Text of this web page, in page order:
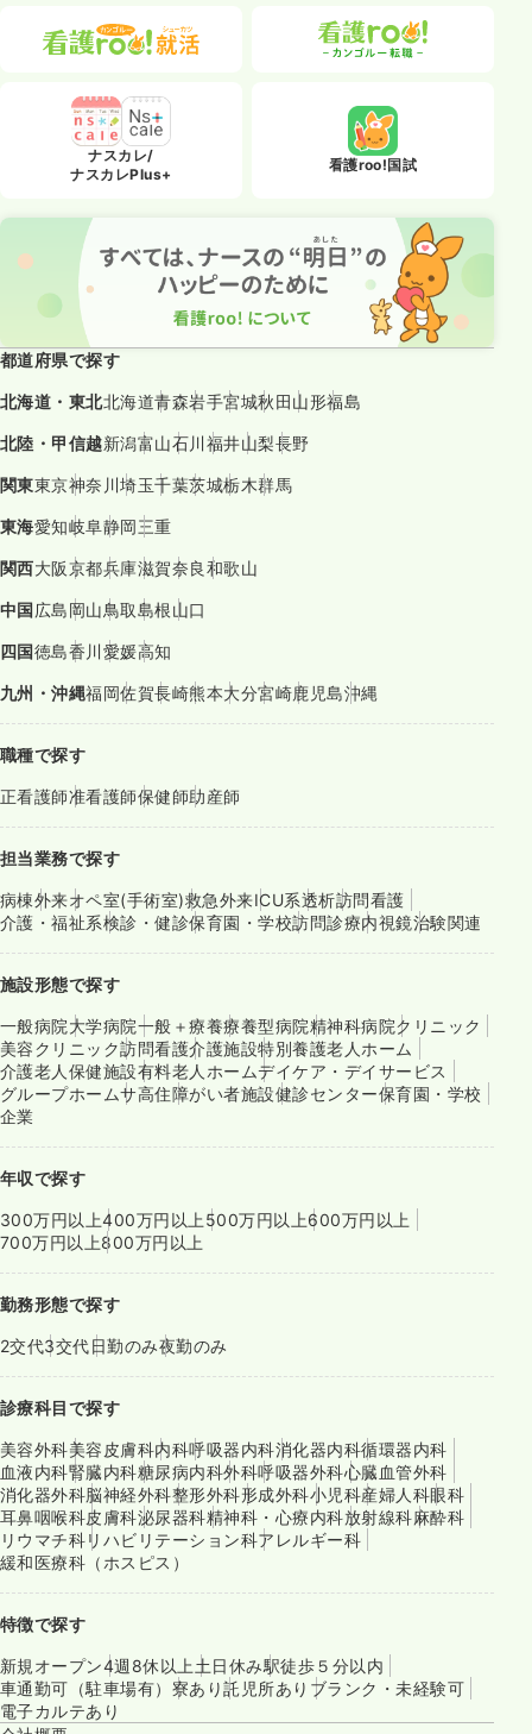
ナスカレ/
ナスカレPlus+
看護roo!国試
都道府県で探す
北海道・東北北海道青森岩手宮城秋田山形福島
北陸・甲信越新潟富山石川福井山梨長野
関東東京神奈川埼玉千葉茨城栃木群馬
東海愛知岐阜静岡三重
関西大阪京都兵庫滋賀奈良和歌山
中国広島岡山鳥取島根山口
四国徳島香川愛媛高知
九州・沖縄福岡佐賀長崎熊本大分宮崎鹿児島沖縄
職種で探す
正看護師准看護師保健師助産師
担当業務で探す
病棟外来オペ室(手術室)救急外来ICU系透析訪問看護
介護・福祉系検診・健診保育園・学校訪問診療内視鏡治験関連
施設形態で探す
一般病院大学病院一般＋療養療養型病院精神科病院クリニック
美容クリニック訪問看護介護施設特別養護老人ホーム
介護老人保健施設有料老人ホームデイケア・デイサービス
グループホームサ高住障がい者施設健診センター保育園・学校
企業
年収で探す
300万円以上400万円以上 500万円以上600万円以上
700万円以上800万円以上
勤務形態で探す
2交代3交代日勤のみ夜勤のみ
診療科目で探す
美容外科美容皮膚科内科呼吸器内科消化器内科循環器内科
血液内科腎臓内科糖尿病内科外科呼吸器外科心臓血管外科
消化器外科脳神経外科整形外科形成外科小児科産婦人科眼科
耳鼻咽喉科皮膚科泌尿器科精神科・心療内科放射線科麻酔科
リウマチ科リハビリテーション科アレルギー科
緩和医療科（ホスピス）
特徴で探す
新規オープン4週8休以上 土日休み駅徒歩５分以内
車通勤可（駐車場有） 寮あり託児所あり ブランク・未経験可
電子カルテあり